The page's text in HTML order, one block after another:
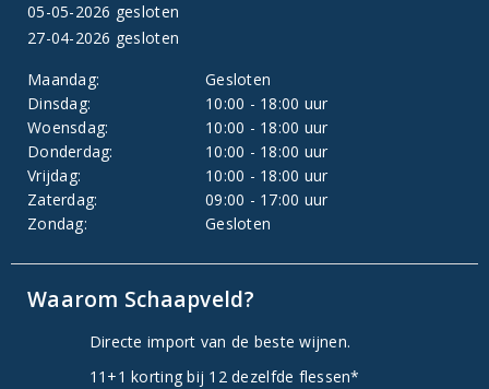
05-05-2026 gesloten
27-04-2026 gesloten
Maandag:
Gesloten
Dinsdag:
10:00 - 18:00 uur
Woensdag:
10:00 - 18:00 uur
Donderdag:
10:00 - 18:00 uur
Vrijdag:
10:00 - 18:00 uur
Zaterdag:
09:00 - 17:00 uur
Zondag:
Gesloten
Waarom Schaapveld?
Directe import van de beste wijnen.
11+1 korting bij 12 dezelfde flessen*